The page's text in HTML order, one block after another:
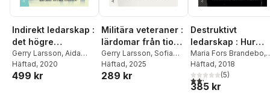
Indirekt ledarskap :
det högre
ledarskapets
"mjuka" sidor
Gerry Larsson, Aida
Alvinius ,Alicia Ohlsson
Häftad, 2020
499 kr
Militära veteraner :
lärdomar från tio
års forskning
Gerry Larsson, Sofia
Nilsson ,Alicia Ohlsson
Sofia Svensén
Häftad, 2025
289 kr
Destruktivt
ledarskap : Hur
uppkommer det?
Vilka effekter får
det? Vad kan man
göra åt det?
Maria Fors Brandebo,
Sofia Nilsson
Larsson
Häftad, 2018
2,2utav 5 stjärnor.
(5)
385 kr